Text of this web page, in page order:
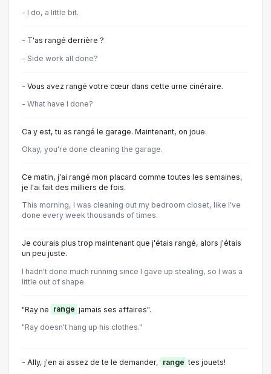
- I do, a little bit.
- T'as rangé derrière ?
- Side work all done?
- Vous avez rangé votre cœur dans cette urne cinéraire.
- What have I done?
Ca y est, tu as rangé le garage. Maintenant, on joue.
Okay, you're done cleaning the garage.
Ce matin, j'ai rangé mon placard comme toutes les semaines,
je l'ai fait des milliers de fois.
This morning, I was cleaning out my bedroom closet, like I've
done every week thousands of times.
Je courais plus trop maintenant que j'étais rangé, alors j'étais
un peu juste.
I hadn't done much running since I gave up stealing, so I was a
little out of shape.
"Ray ne range jamais ses affaires".
"Ray doesn't hang up his clothes."
- Ally, j'en ai assez de te le demander, range tes jouets!